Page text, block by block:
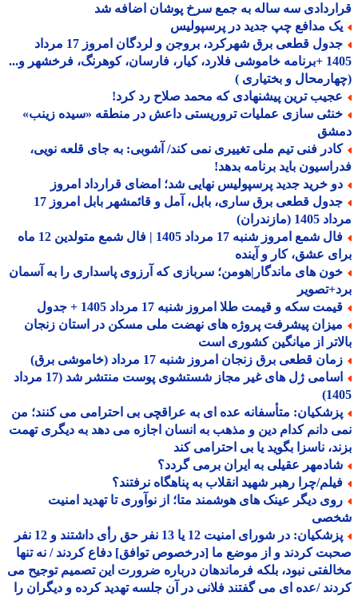
سه ساله به جمع سرخ پوشان اضافه شد
مدافع چپ جدید در پرسپولیس
جدول قطعی برق شهرکرد، بروجن و لردگان امروز 17 مرداد
1405 +برنامه خاموشی فلارد، کیار، فارسان، کوهرنگ، فرخشهر و...
و بختیاری )
ترین پیشنهادی که محمد صلاح رد کرد!
سازی عملیات تروریستی داعش در منطقه «سیده زینب»
فنی تیم ملی تغییری نمی کند/ آشوبی: به جای قلعه نویی،
باید برنامه بدهد!
خرید جدید پرسپولیس نهایی شد؛ امضای قرارداد امروز
جدول قطعی برق ساری، بابل، آمل و قائمشهر بابل امروز 17
(مازندران)
فال شمع امروز شنبه 17 مرداد 1405 | فال شمع متولدین 12 ماه
عشق، کار و آینده
های ماندگار|هومن؛ سربازی که آرزوی پاسداری را به آسمان
سکه و قیمت طلا امروز شنبه 17 مرداد 1405 + جدول
پیشرفت پروژه های نهضت ملی مسکن در استان زنجان
از میانگین کشوری است
قطعی برق زنجان امروز شنبه 17 مرداد (خاموشی برق)
اسامی ژل های غیر مجاز شستشوی پوست منتشر شد (17 مرداد
متأسفانه عده ای به عراقچی بی احترامی می کنند؛ من
دانم کدام دین و مذهب به انسان اجازه می دهد به دیگری تهمت
ناسزا بگوید یا بی احترامی کند
عقیلی به ایران برمی گردد؟
چرا رهبر شهید انقلاب به پناهگاه نرفتند؟
دیگر عینک های هوشمند متا؛ از نوآوری تا تهدید امنیت
پزشکیان: در شورای امنیت 12 یا 13 نفر حق رأی داشتند و 12 نفر
کردند و از موضع ما [درخصوص توافق] دفاع کردند / نه تنها
نبود، بلکه فرماندهان درباره ضرورت این تصمیم توجیح می
/عده ای می گفتند فلانی در آن جلسه تهدید کرده و دیگران را